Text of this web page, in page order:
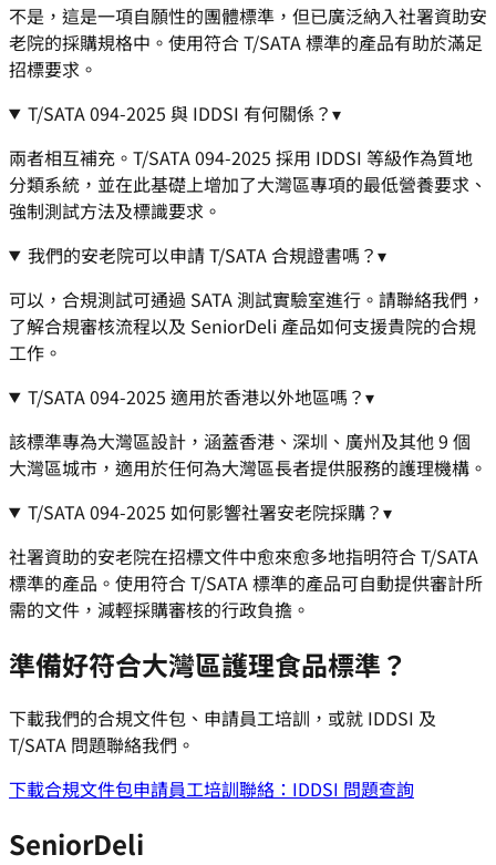
不是，這是一項自願性的團體標準，但已廣泛納入社署資助安
老院的採購規格中。使用符合 T/SATA 標準的產品有助於滿足
招標要求。
T/SATA 094-2025 與 IDDSI 有何關係？▾
兩者相互補充。T/SATA 094-2025 採用 IDDSI 等級作為質地
分類系統，並在此基礎上增加了大灣區專項的最低營養要求、
強制測試方法及標識要求。
我們的安老院可以申請 T/SATA 合規證書嗎？▾
可以，合規測試可通過 SATA 測試實驗室進行。請聯絡我們，
了解合規審核流程以及 SeniorDeli 產品如何支援貴院的合規
工作。
T/SATA 094-2025 適用於香港以外地區嗎？▾
該標準專為大灣區設計，涵蓋香港、深圳、廣州及其他 9 個
大灣區城市，適用於任何為大灣區長者提供服務的護理機構。
T/SATA 094-2025 如何影響社署安老院採購？▾
社署資助的安老院在招標文件中愈來愈多地指明符合 T/SATA
標準的產品。使用符合 T/SATA 標準的產品可自動提供審計所
需的文件，減輕採購審核的行政負擔。
準備好符合大灣區護理食品標準？
下載我們的合規文件包、申請員工培訓，或就 IDDSI 及
T/SATA 問題聯絡我們。
下載合規文件包申請員工培訓聯絡：IDDSI 問題查詢
SeniorDeli